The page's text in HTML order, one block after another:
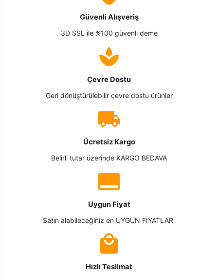
Güvenli Alışveriş
3D SSL ile %100 güvenli deme
Çevre Dostu
Geri dönüştürülebilir çevre dostu ürünler
Ücretsiz Kargo
Belirli tutar üzerinde KARGO BEDAVA
Uygun Fiyat
Satın alabileceğiniz en UYGUN FİYATLAR
Hızlı Teslimat